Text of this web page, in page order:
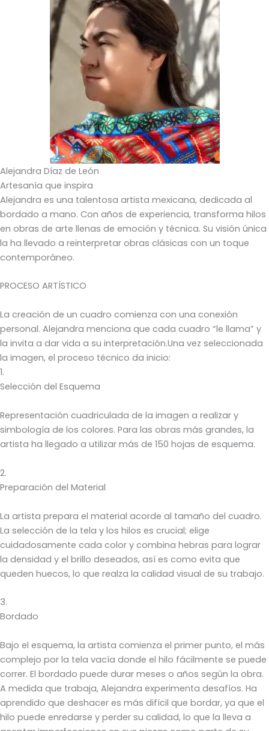
Alejandra Díaz de León
Artesanía que inspira
Alejandra es una talentosa artista mexicana, dedicada al
bordado a mano. Con años de experiencia, transforma hilos
en obras de arte llenas de emoción y técnica. Su visión única
la ha llevado a reinterpretar obras clásicas con un toque
contemporáneo.
PROCESO ARTÍSTICO
La creación de un cuadro comienza con una conexión
personal. Alejandra menciona que cada cuadro “le llama” y
la invita a dar vida a su interpretación.Una vez seleccionada
la imagen, el proceso técnico da inicio:
1.
Selección del Esquema
Representación cuadriculada de la imagen a realizar y
simbología de los colores. Para las obras más grandes, la
artista ha llegado a utilizar más de 150 hojas de esquema.
2.
Preparación del Material
La artista prepara el material acorde al tamaño del cuadro.
La selección de la tela y los hilos es crucial; elige
cuidadosamente cada color y combina hebras para lograr
la densidad y el brillo deseados, así es como evita que
queden huecos, lo que realza la calidad visual de su trabajo.
3.
Bordado
Bajo el esquema, la artista comienza el primer punto, el más
complejo por la tela vacía donde el hilo fácilmente se puede
correr. El bordado puede durar meses o años según la obra.
A medida que trabaja, Alejandra experimenta desafíos. Ha
aprendido que deshacer es más difícil que bordar, ya que el
hilo puede enredarse y perder su calidad, lo que la lleva a